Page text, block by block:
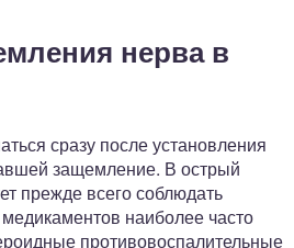
нерва в
сразу после установления
защемление. В острый
прежде всего соблюдать
наиболее часто
противовоспалительные